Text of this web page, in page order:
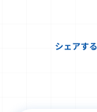
シェアする